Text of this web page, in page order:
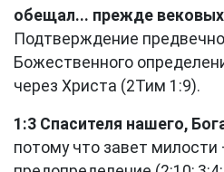
обещал... прежде
Подтверждение
Божественного
через Христа (2Тим 1:9).
1:3 Спасителя нашего,
потому что завет милости